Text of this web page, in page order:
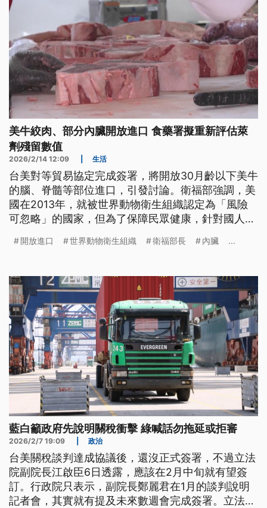
美牛絞肉、部分內臟開放進口 食藥署擬重新評估萊
劑殘留數值
2026/2/14 12:09 生活
台美對等貿易協定完成簽署，將開放30月齡以下美牛
的腦、脊髓等部位進口，引發討論。衛福部強調，美
國在2013年，就被世界動物衛生組織認定為「風險
可忽略」的國家，但為了保障民眾健康，針對國人較
著科學進步，國際對於狂牛症已經較不擔心，不過台
開放進口 世界動物衛生組織 衛福部長 內臟 ...
藍白籲政府先說明關稅衝擊 綠喊話勿拖延或拒審
2026/2/7 19:09 政治
台美關稅談判達成協議後，還沒正式簽署，不過立法
院副院長江啟臣6日透露，應該在2月中旬就有望簽
訂。行政院只表示，副院長鄭麗君在1月的談判說明
記者會，其實就有提及未來數週會完成簽署。立法院